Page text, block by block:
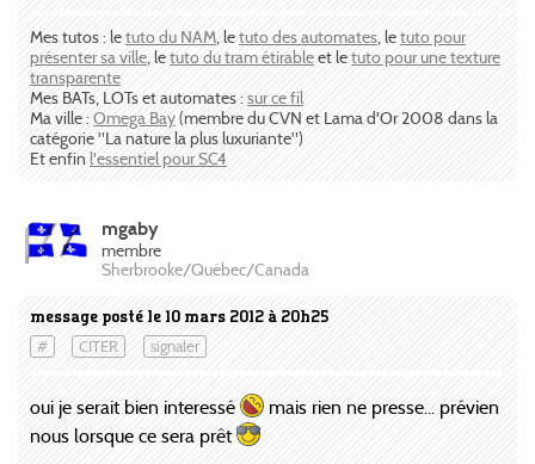
Mes tutos : letuto du NAM, letuto des automates, letuto pour
présenter sa ville, letuto du tram étirableet letuto pour une texture
transparente
Mes BATs, LOTs et automates : sur ce fil
Ma ville : Omega Bay(membre du CVN et Lama d'Or 2008 dans la
catégorie "La nature la plus luxuriante")
Et enfin l'essentiel pour SC4
message posté le 10 mars 2012 à 20h25
# CITER signaler
mgaby
membre
Sherbrooke/Québec/Canada
oui je serait bien interessé
mais rien ne presse... prévien
nous lorsque ce sera prêt